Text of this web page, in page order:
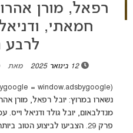
רפאל, מורן
חמאתי,
לרבע
12 בינואר 2025 מאת
נשארו במרוץ: יובל רפאל, מורן
מנדלבאום, יובל גולד ודניאל וייס.
פרק 29. הצביעו לביצוע